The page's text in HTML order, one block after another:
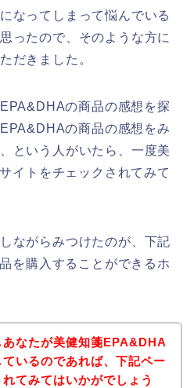
なってしまって悩んでいる
ったので、そのような方に
だきました。
の商品の感想を探
の商品の感想をみ
という人がいたら、一度美
イトをチェックされてみて
ながらみつけたのが、下記
を購入することができるホ
あなたが美健知箋EPA&DHA
いるのであれば、下記ペー
てみてはいかがでしょう